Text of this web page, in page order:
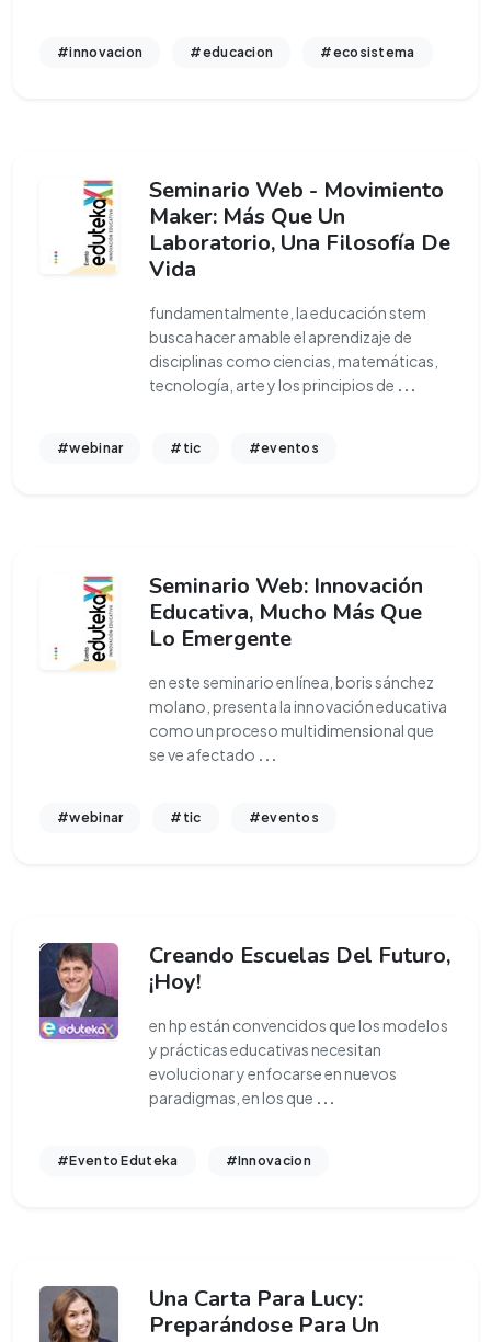
#innovacion #educacion #ecosistema
Seminario Web - Movimiento
Maker: Más Que Un
Laboratorio, Una Filosofía De
Vida
fundamentalmente, la educación stem
busca hacer amable el aprendizaje de
disciplinas como ciencias, matemáticas,
tecnología, arte y los principios de ...
#webinar #tic #eventos
Seminario Web: Innovación
Educativa, Mucho Más Que
Lo Emergente
en este seminario en línea, boris sánchez
molano, presenta la innovación educativa
como un proceso multidimensional que
se ve afectado ...
#webinar #tic #eventos
Creando Escuelas Del Futuro,
¡Hoy!
en hp están convencidos que los modelos
y prácticas educativas necesitan
evolucionar y enfocarse en nuevos
paradigmas, en los que ...
#Evento Eduteka #Innovacion
Una Carta Para Lucy:
Preparándose Para Un